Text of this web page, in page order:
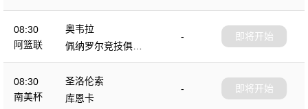
08:30
阿篮联
奥韦拉
-
佩纳罗尔竞技俱乐
部
即将开始
08:30
南美杯
圣洛伦索
-
库恩卡
即将开始